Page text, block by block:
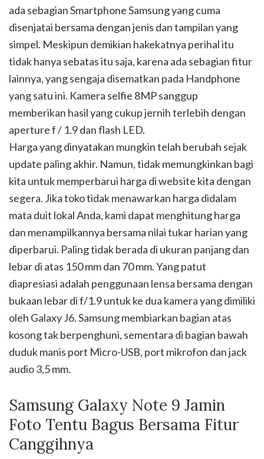
ada sebagian Smartphone Samsung yang cuma
disenjatai bersama dengan jenis dan tampilan yang
simpel. Meskipun demikian hakekatnya perihal itu
tidak hanya sebatas itu saja, karena ada sebagian fitur
lainnya, yang sengaja disematkan pada Handphone
yang satu ini. Kamera selfie 8MP sanggup
memberikan hasil yang cukup jernih terlebih dengan
aperture f / 1.9 dan flash LED.
Harga yang dinyatakan mungkin telah berubah sejak
update paling akhir. Namun, tidak memungkinkan bagi
kita untuk memperbarui harga di website kita dengan
segera. Jika toko tidak menawarkan harga didalam
mata duit lokal Anda, kami dapat menghitung harga
dan menampilkannya bersama nilai tukar harian yang
diperbarui. Paling tidak berada di ukuran panjang dan
lebar di atas 150 mm dan 70 mm. Yang patut
diapresiasi adalah penggunaan lensa bersama dengan
bukaan lebar di f/1.9 untuk ke dua kamera yang dimiliki
oleh Galaxy J6. Samsung membiarkan bagian atas
kosong tak berpenghuni, sementara di bagian bawah
duduk manis port Micro-USB, port mikrofon dan jack
audio 3,5 mm.
Samsung Galaxy Note 9 Jamin
Foto Tentu Bagus Bersama Fitur
Canggihnya